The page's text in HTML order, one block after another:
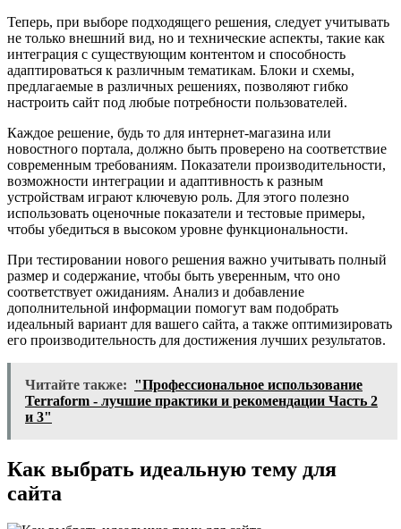
Теперь, при выборе подходящего решения, следует учитывать
не только внешний вид, но и технические аспекты, такие как
интеграция с существующим контентом и способность
адаптироваться к различным тематикам. Блоки и схемы,
предлагаемые в различных решениях, позволяют гибко
настроить сайт под любые потребности пользователей.
Каждое решение, будь то для интернет-магазина или
новостного портала, должно быть проверено на соответствие
современным требованиям. Показатели производительности,
возможности интеграции и адаптивность к разным
устройствам играют ключевую роль. Для этого полезно
использовать оценочные показатели и тестовые примеры,
чтобы убедиться в высоком уровне функциональности.
При тестировании нового решения важно учитывать полный
размер и содержание, чтобы быть уверенным, что оно
соответствует ожиданиям. Анализ и добавление
дополнительной информации помогут вам подобрать
идеальный вариант для вашего сайта, а также оптимизировать
его производительность для достижения лучших результатов.
Читайте также: "Профессиональное использование
Terraform - лучшие практики и рекомендации Часть 2
и 3"
Как выбрать идеальную тему для
сайта